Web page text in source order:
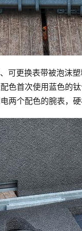
可更换表带被泡沫
色首次使用蓝色的
两个配色的腕表，